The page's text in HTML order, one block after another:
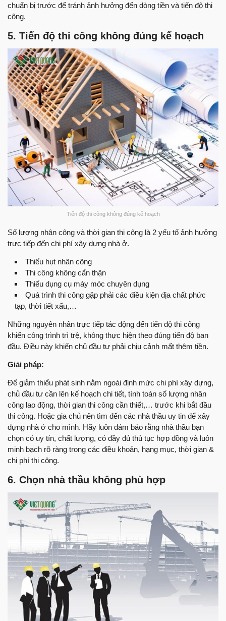
chuẩn bị trước để tránh ảnh hưởng đến dòng tiền và tiến độ thi
công.
5. Tiến độ thi công không đúng kế hoạch
Tiến độ thi công không đúng kế hoạch
Số lượng nhân công và thời gian thi công là 2 yếu tố ảnh hưởng
trực tiếp đến chi phí xây dựng nhà ở.
Thiếu hụt nhân công
Thi công không cẩn thận
Thiếu dụng cụ máy móc chuyên dụng
Quá trình thi công gặp phải các điều kiện địa chất phức
tạp, thời tiết xấu,…
Những nguyên nhân trực tiếp tác động đến tiến độ thi công
khiến công trình trì trệ, không thực hiện theo đúng tiến độ ban
đầu. Điều này khiến chủ đầu tư phải chịu cảnh mất thêm tiền.
Giải pháp:
Để giảm thiểu phát sinh nằm ngoài định mức chi phí xây dựng,
chủ đầu tư cần lên kế hoạch chi tiết, tính toán số lượng nhân
công lao động, thời gian thi công cần thiết,… trước khi bắt đầu
thi công. Hoặc gia chủ nên tìm đến các nhà thầu uy tin để xây
dựng nhà ở cho mình. Hãy luôn đảm bảo rằng nhà thầu bạn
chọn có uy tín, chất lượng, có đầy đủ thủ tục hợp đồng và luôn
minh bạch rõ ràng trong các điều khoản, hạng mục, thời gian &
chi phí thi công.
6. Chọn nhà thầu không phù hợp